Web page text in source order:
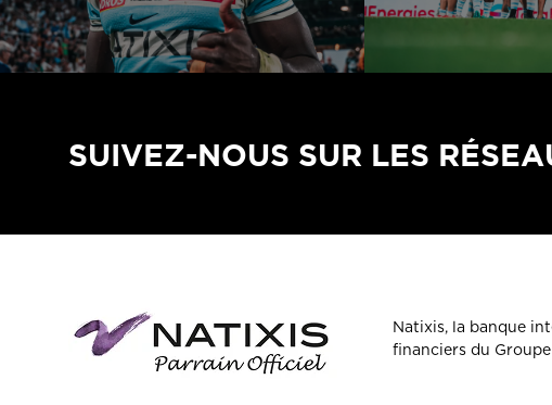
SUIVEZ-NOUS SUR LES
Natixis, la banque
financiers du